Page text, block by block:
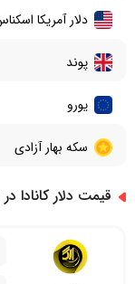
دلار آمریکا
پوند
یورو
سکه بهار آزادی
قیمت دلار کانادا